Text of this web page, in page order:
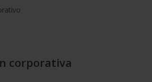
corporativa